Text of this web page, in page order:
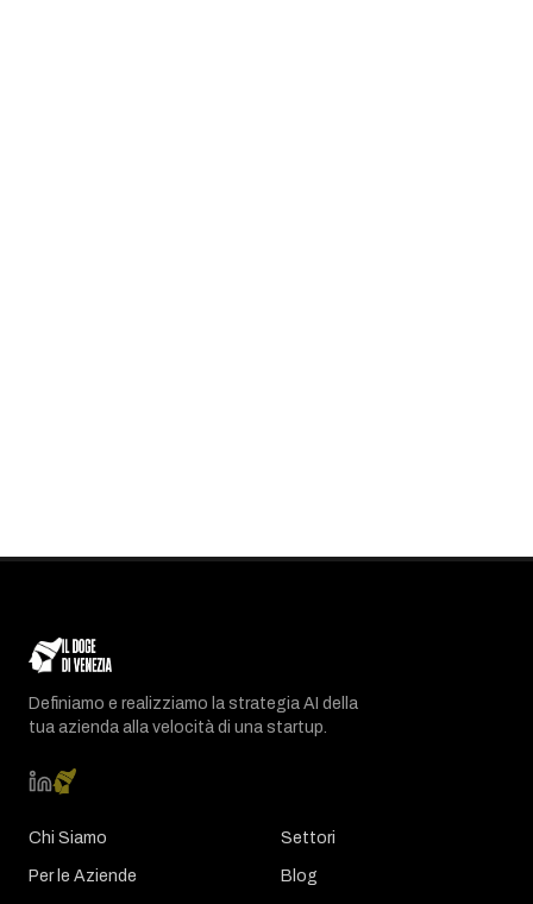
Definiamo e realizziamo la strategia AI della
tua azienda alla velocità di una startup.
Chi Siamo
Per le Aziende
Settori
Blog